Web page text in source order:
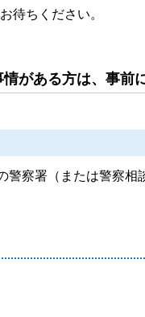
待ちください。
がある方は、事前
察署（または警察相